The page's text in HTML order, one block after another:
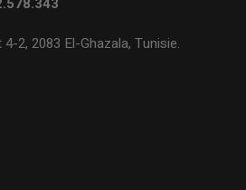
2, 2083 El-Ghazala, Tunisie.